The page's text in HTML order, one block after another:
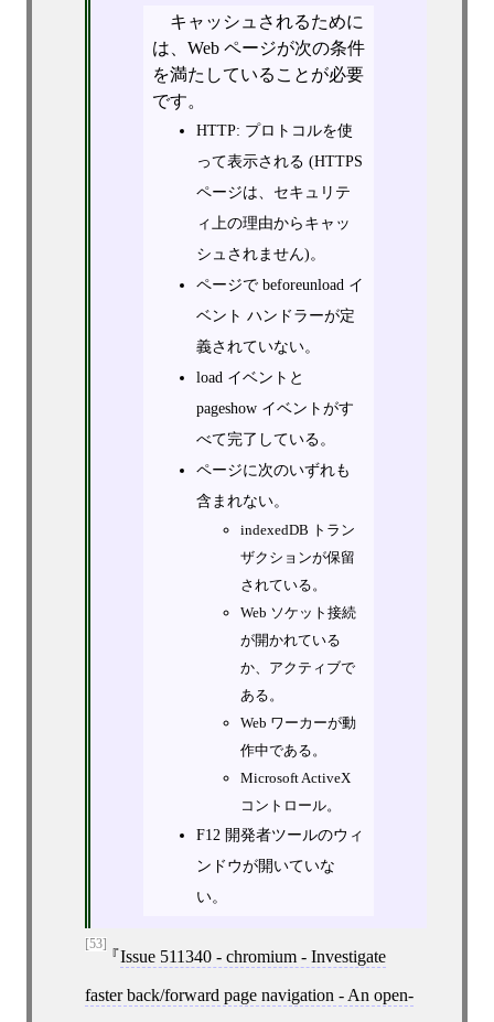
キャッシュされるために
は、Web ページが次の条件
を満たしていることが必要
です。
HTTP: プロトコルを使
って表示される (HTTPS
ページは、セキュリテ
ィ上の理由からキャッ
シュされません)。
ページで beforeunload イ
ベント ハンドラーが定
義されていない。
load イベントと
pageshow イベントがす
べて完了している。
ページに次のいずれも
含まれない。
indexedDB トラン
ザクションが保留
されている。
Web ソケット接続
が開かれている
か、アクティブで
ある。
Web ワーカーが動
作中である。
Microsoft ActiveX
コントロール。
F12 開発者ツールのウィ
ンドウが開いていな
い。
[53]
Issue 511340 - chromium - Investigate
faster back/forward page navigation - An open-